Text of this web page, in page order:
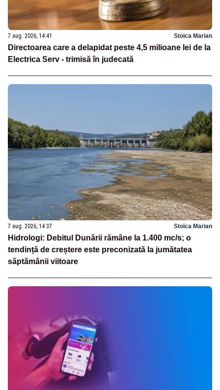
7 aug. 2026, 14:41 Stoica Marian
Directoarea care a delapidat peste 4,5 milioane lei de la
Electrica Serv - trimisă în judecată
7 aug. 2026, 14:37 Stoica Marian
Hidrologi: Debitul Dunării rămâne la 1.400 mc/s; o
tendință de creștere este preconizată la jumătatea
săptămânii viitoare